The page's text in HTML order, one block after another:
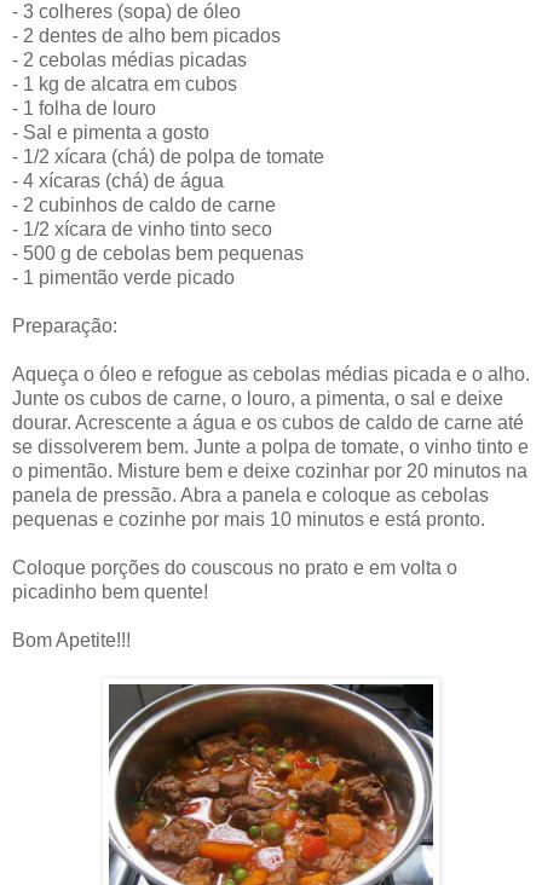
- 3 colheres (sopa) de óleo
- 2 dentes de alho bem picados
- 2 cebolas médias picadas
- 1 kg de alcatra em cubos
- 1 folha de louro
- Sal e pimenta a gosto
- 1/2 xícara (chá) de polpa de tomate
- 4 xícaras (chá) de água
- 2 cubinhos de caldo de carne
- 1/2 xícara de vinho tinto seco
- 500 g de cebolas bem pequenas
- 1 pimentão verde picado
Preparação:
Aqueça o óleo e refogue as cebolas médias picada e o alho.
Junte os cubos de carne, o louro, a pimenta, o sal e deixe
dourar. Acrescente a água e os cubos de caldo de carne até
se dissolverem bem. Junte a polpa de tomate, o vinho tinto e
o pimentão. Misture bem e deixe cozinhar por 20 minutos na
panela de pressão. Abra a panela e coloque as cebolas
pequenas e cozinhe por mais 10 minutos e está pronto.
Coloque porções do couscous no prato e em volta o
picadinho bem quente!
Bom Apetite!!!